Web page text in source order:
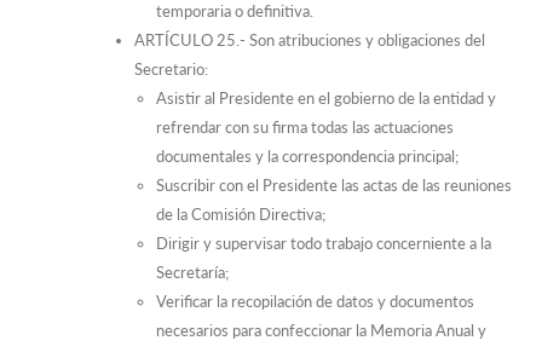
temporaria o definitiva.
ARTÍCULO 25.- Son atribuciones y obligaciones del
Secretario:
Asistir al Presidente en el gobierno de la entidad y
refrendar con su firma todas las actuaciones
documentales y la correspondencia principal;
Suscribir con el Presidente las actas de las reuniones
de la Comisión Directiva;
Dirigir y supervisar todo trabajo concerniente a la
Secretaría;
Verificar la recopilación de datos y documentos
necesarios para confeccionar la Memoria Anual y